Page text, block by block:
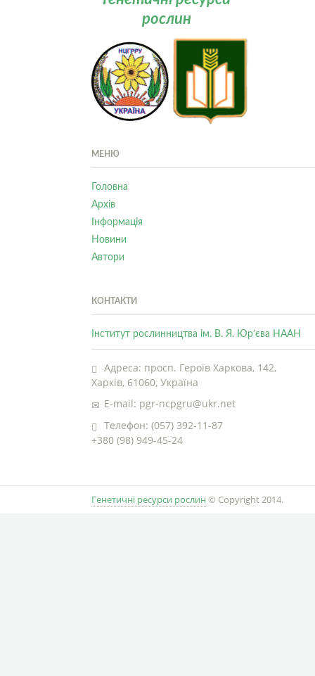
рослин
МЕНЮ
Головна
Архів
Інформація
Новини
Автори
КОНТАКТИ
Інститут рослинництва ім. В. Я. Юр’єва НААН
Адреса: просп. Героїв Харкова, 142,
Харків, 61060, Україна
E-mail: pgr-ncpgru@ukr.net
Телефон: (057) 392-11-87
+380 (98) 949-45-24
Генетичні ресурси рослин © Copyright 2014.